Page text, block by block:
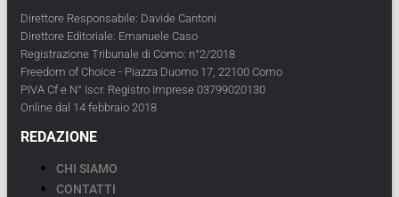
Direttore Responsabile: Davide Cantoni
Direttore Editoriale: Emanuele Caso
Registrazione Tribunale di Como: n°2/2018
Freedom of Choice - Piazza Duomo 17, 22100 Como
PIVA Cf e N° Iscr. Registro Imprese 03799020130
Online dal 14 febbraio 2018
REDAZIONE
CHI SIAMO
CONTATTI